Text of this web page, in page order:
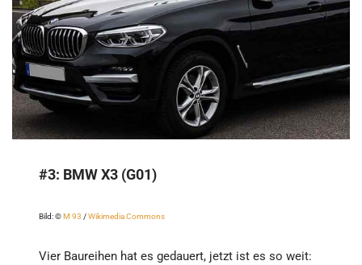
#3: BMW X3 (G01)
Bild: ©M 93 /Wikimedia Commons
Vier Baureihen hat es gedauert, jetzt ist es so weit: